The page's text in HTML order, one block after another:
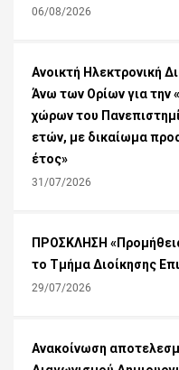
06/08/2026
Ανοικτή Ηλεκτρονική
Άνω των Ορίων για την
χώρων του
ετών, με δικαίωμα
έτος»
31/07/2026
ΠΡΟΣΚΛΗΣΗ
το Τμήμα Διοίκησης
29/07/2026
Ανακοίνωση